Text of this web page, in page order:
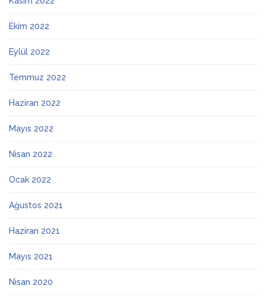
Ekim 2022
Eylül 2022
Temmuz 2022
Haziran 2022
Mayıs 2022
Nisan 2022
Ocak 2022
Ağustos 2021
Haziran 2021
Mayıs 2021
Nisan 2020